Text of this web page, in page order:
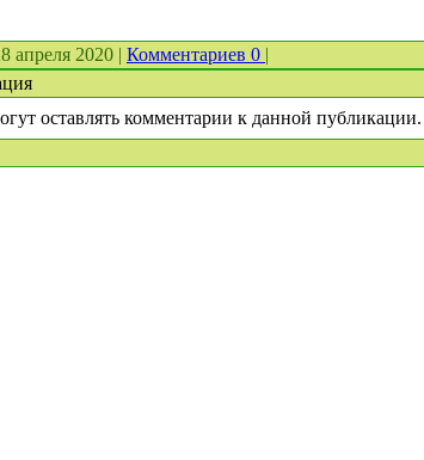
апреля 2020 | Комментариев 0 |
оставлять комментарии к данной публикации.